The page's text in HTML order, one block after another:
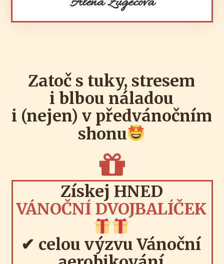
Zatoč s tuky, stresem
i blbou náladou
i (nejen) v předvánočním
shonu
Získej HNED
VÁNOČNÍ DVOJBALÍČEK
✔ celou výzvuVánoční